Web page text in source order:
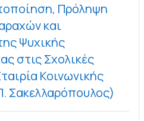
Πρόληψη
και
Ψυχικής
στις Σχολικές
Κοινωνικής
Σακελλαρόπουλος)